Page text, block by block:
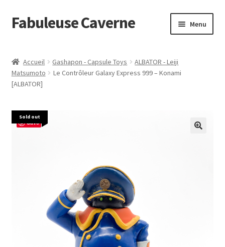
Aller
à
navigation
Aller
au
Fabuleuse Caverne Menu
En boutique
En réapprovisionnement
Accueil Gashapon - Capsule Toys
ALBATOR - Leiji
Matsumoto
Le Contrôleur Galaxy Express 999 – Konami
[ALBATOR]
Sold out
Save